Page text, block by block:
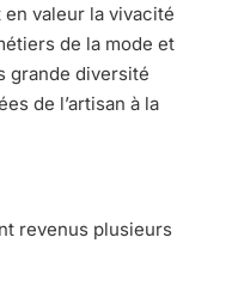
en valeur la vivacité
de la mode et
grande diversité
de l’artisan à la
revenus plusieurs